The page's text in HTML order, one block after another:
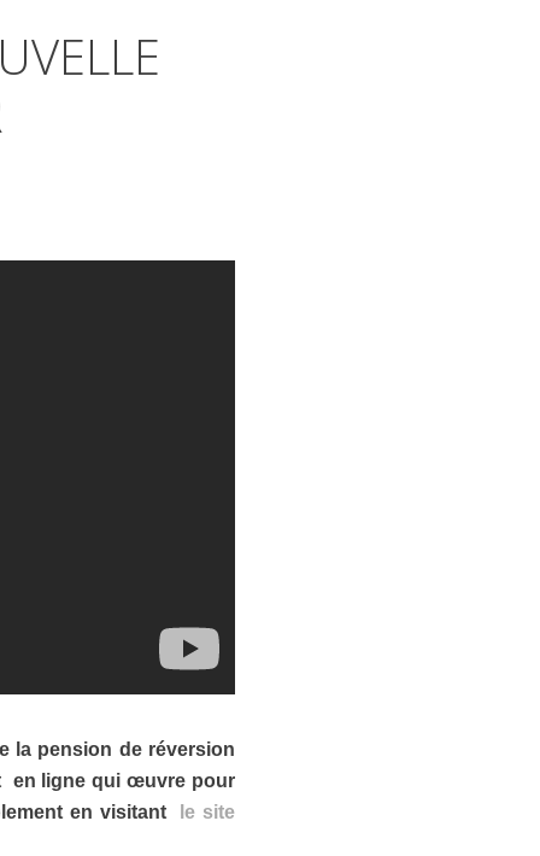
la pension de réversion
en ligne qui œuvre pour
en visitant
le site